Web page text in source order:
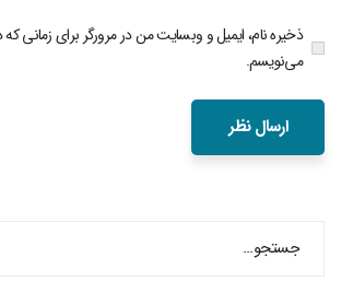
ذخیره نام، ایمیل و وبسایت من در مرورگر برای زمانی که
می‌نویسم.